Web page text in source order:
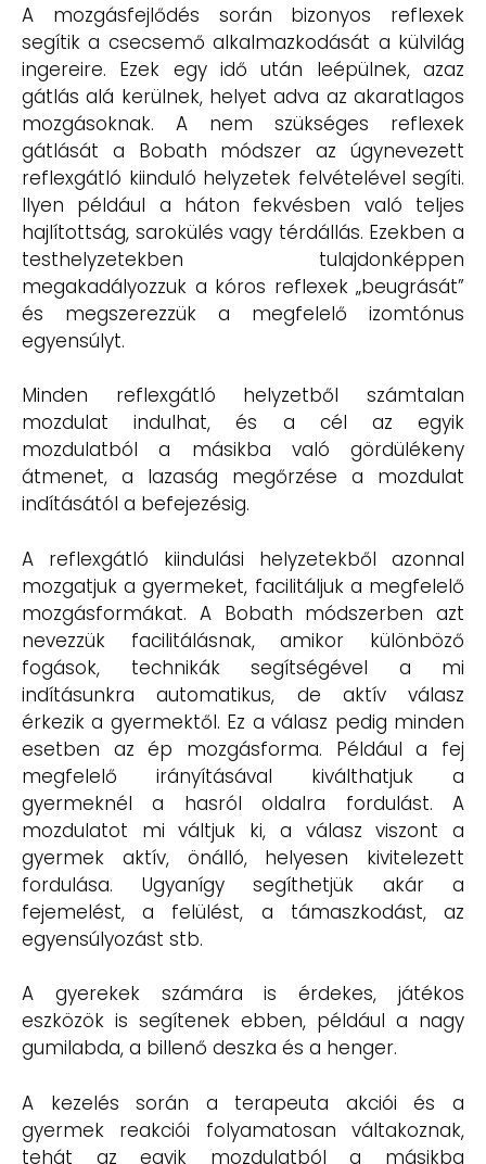
A mozgásfejlődés során bizonyos reflexek
segítik a csecsemő alkalmazkodását a külvilág
ingereire. Ezek egy idő után leépülnek, azaz
gátlás alá kerülnek, helyet adva az akaratlagos
mozgásoknak. A nem szükséges reflexek
gátlását a Bobath módszer az úgynevezett
reflexgátló kiinduló helyzetek felvételével segíti.
Ilyen például a háton fekvésben való teljes
hajlítottság, sarokülés vagy térdállás. Ezekben a
testhelyzetekben tulajdonképpen
megakadályozzuk a kóros reflexek „beugrását”
és megszerezzük a megfelelő izomtónus
egyensúlyt.
Minden reflexgátló helyzetből számtalan
mozdulat indulhat, és a cél az egyik
mozdulatból a másikba való gördülékeny
átmenet, a lazaság megőrzése a mozdulat
indításától a befejezésig.
A reflexgátló kiindulási helyzetekből azonnal
mozgatjuk a gyermeket, facilitáljuk a megfelelő
mozgásformákat. A Bobath módszerben azt
nevezzük facilitálásnak, amikor különböző
fogások, technikák segítségével a mi
indításunkra automatikus, de aktív válasz
érkezik a gyermektől. Ez a válasz pedig minden
esetben az ép mozgásforma. Például a fej
megfelelő irányításával kiválthatjuk a
gyermeknél a hasról oldalra fordulást. A
mozdulatot mi váltjuk ki, a válasz viszont a
gyermek aktív, önálló, helyesen kivitelezett
fordulása. Ugyanígy segíthetjük akár a
fejemelést, a felülést, a támaszkodást, az
egyensúlyozást stb.
A gyerekek számára is érdekes, játékos
eszközök is segítenek ebben, például a nagy
gumilabda, a billenő deszka és a henger.
A kezelés során a terapeuta akciói és a
gyermek reakciói folyamatosan váltakoznak,
tehát az egyik mozdulatból a másikba